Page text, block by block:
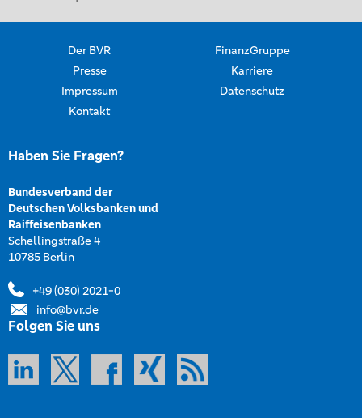
Der BVR
FinanzGruppe
Presse
Karriere
Impressum
Datenschutz
Kontakt
Haben Sie Fragen?
Bundesverband der
Deutschen Volksbanken und
Raiffeisenbanken
Schellingstraße 4
10785 Berlin
+49 (030) 2021-0
info@bvr.de
Folgen Sie uns